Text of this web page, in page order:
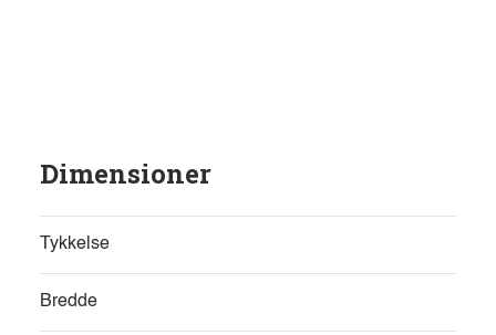
Dimensioner
Tykkelse
Bredde